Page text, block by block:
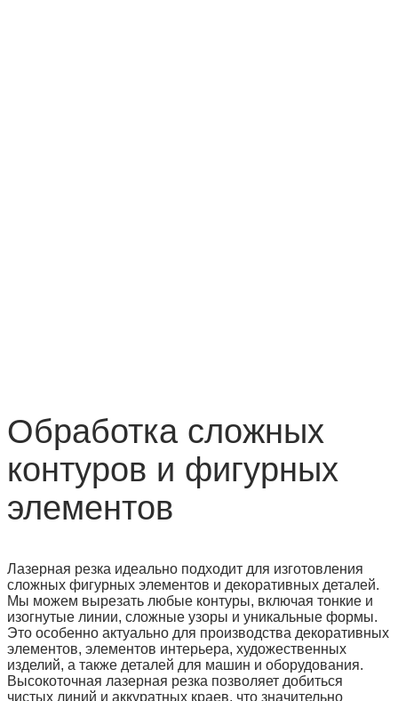
Обработка сложных
контуров и фигурных
элементов
Лазерная резка идеально подходит для изготовления
сложных фигурных элементов и декоративных деталей.
Мы можем вырезать любые контуры, включая тонкие и
изогнутые линии, сложные узоры и уникальные формы.
Это особенно актуально для производства декоративных
элементов, элементов интерьера, художественных
изделий, а также деталей для машин и оборудования.
Высокоточная лазерная резка позволяет добиться
чистых линий и аккуратных краев, что значительно